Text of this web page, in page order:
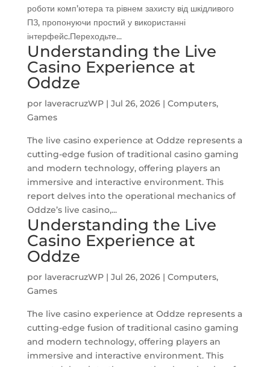
роботи комп’ютера та рівнем захисту від шкідливого
ПЗ, пропонуючи простий у використанні
інтерфейс.Переходьте...
Understanding the Live
Casino Experience at
Oddze
por laveracruzWP| Jul 26, 2026| Computers,
Games
The live casino experience at Oddze represents a
cutting-edge fusion of traditional casino gaming
and modern technology, offering players an
immersive and interactive environment. This
report delves into the operational mechanics of
Oddze’s live casino,...
Understanding the Live
Casino Experience at
Oddze
por laveracruzWP| Jul 26, 2026| Computers,
Games
The live casino experience at Oddze represents a
cutting-edge fusion of traditional casino gaming
and modern technology, offering players an
immersive and interactive environment. This